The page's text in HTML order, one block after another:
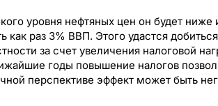
уровня нефтяных цен он будет ниже
как раз 3% ВВП. Этого удастся
за счет увеличения налоговой
годы повышение налогов
перспективе эффект может быть